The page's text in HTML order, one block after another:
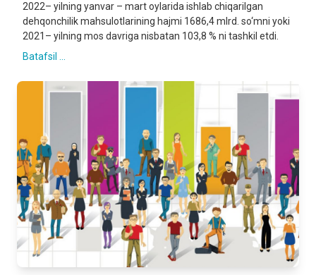
2022– yilning yanvar – mart oylarida ishlab chiqarilgan
dehqonchilik mahsulotlarining hajmi 1686,4 mlrd. so‘mni yoki
2021– yilning mos davriga nisbatan 103,8 % ni tashkil etdi.
Batafsil ...